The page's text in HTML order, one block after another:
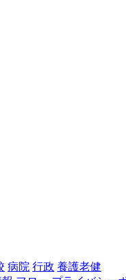
病院 行政 養護老健